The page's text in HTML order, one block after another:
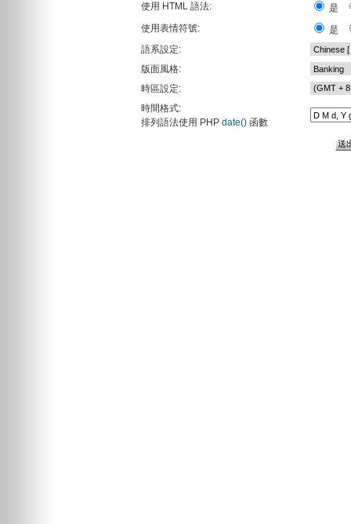
使用 HTML 語法:
是
使用表情符號:
是
語系設定:
版面風格:
時區設定:
時間格式:
排列語法使用 PHP date() 函數